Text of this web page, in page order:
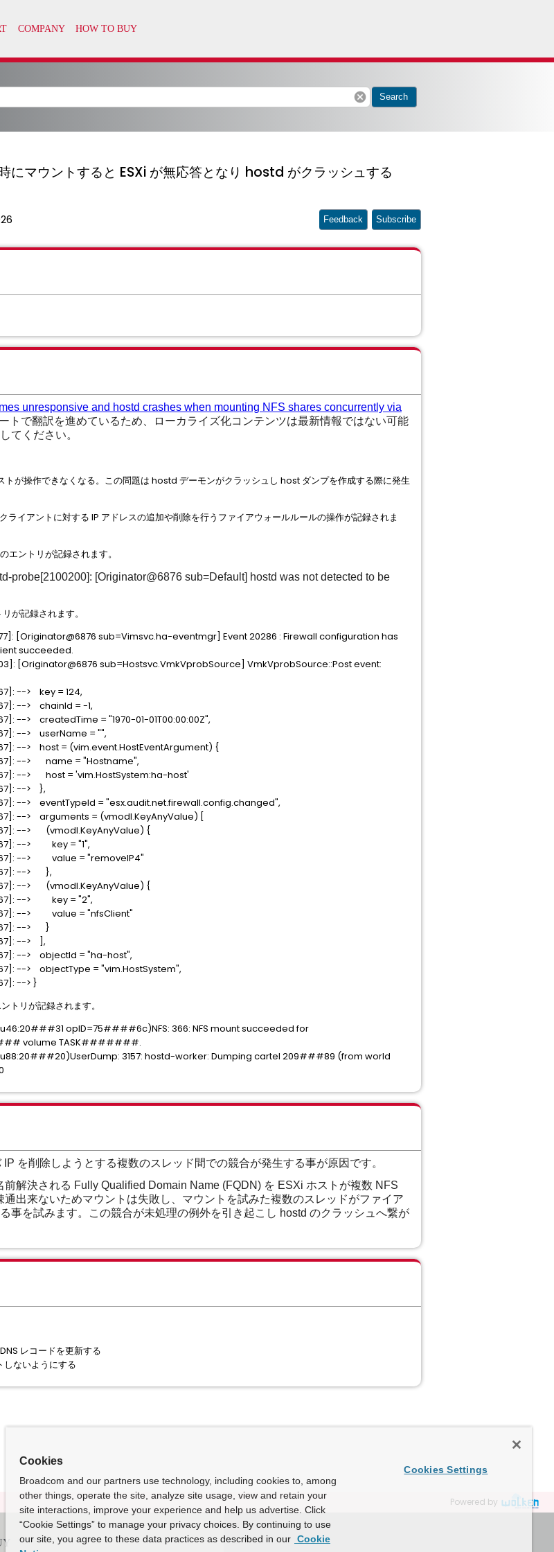
cancel Search
にマウントすると ESXi が無応答となり hostd がクラッシュする
Feedback Subscribe
unresponsive and hostd crashes when mounting NFS shares concurrently via
トで翻訳を進めているため、ローカライズ化コンテンツは最新情報ではない可能
てください。
トが操作できなくなる。この問題は hostd デーモンがクラッシュし host ダンプを作成する際に発生
イアントに対する IP アドレスの追加や削除を行うファイアウォールルールの操作が記録されま
ントリが記録されます。
probe[2100200]: [Originator@6876 sub=Default] hostd was not detected to be
記録されます。
[Originator@6876 sub=Vimsvc.ha-eventmgr] Event 20286 : Firewall configuration has
succeeded.
[Originator@6876 sub=Hostsvc.VmkVprobSource] VmkVprobSource::Post event:
--> key = 124,
--> chainId = -1,
--> createdTime = "1970-01-01T00:00:00Z",
--> userName = "",
--> host = (vim.event.HostEventArgument) {
--> name = "Hostname",
--> host = 'vim.HostSystem:ha-host'
--> },
--> eventTypeId = "esx.audit.net.firewall.config.changed",
--> arguments = (vmodl.KeyAnyValue) [
--> (vmodl.KeyAnyValue) {
--> key = "1",
--> value = "removeIP4"
--> },
--> (vmodl.KeyAnyValue) {
--> key = "2",
--> value = "nfsClient"
--> }
--> ],
--> objectId = "ha-host",
--> objectType = "vim.HostSystem",
--> }
リが記録されます。
opID=75####6c)NFS: 366: NFS mount succeeded for
volume TASK#######.
3157: hostd-worker: Dumping cartel 209###89 (from world
を削除しようとする複数のスレッド間での競合が発生する事が原因です。
解決される Fully Qualified Domain Name (FQDN) を ESXi ホストが複数 NFS
出来ないためマウントは失敗し、マウントを試みた複数のスレッドがファイア
事を試みます。この競合が未処理の例外を引き起こし hostd のクラッシュへ繋が
レコードを更新する
しないようにする
Powered by
Cookies
Broadcom and our partners use technology, including cookies to, among
other things, operate the site, analyze site usage, view and retain your
site interactions, improve your experience and help us advertise. Click
“Cookie Settings” to manage your privacy choices. By continuing to use
our site, you agree to these data practices as described in our Cookie
Cookies Settings